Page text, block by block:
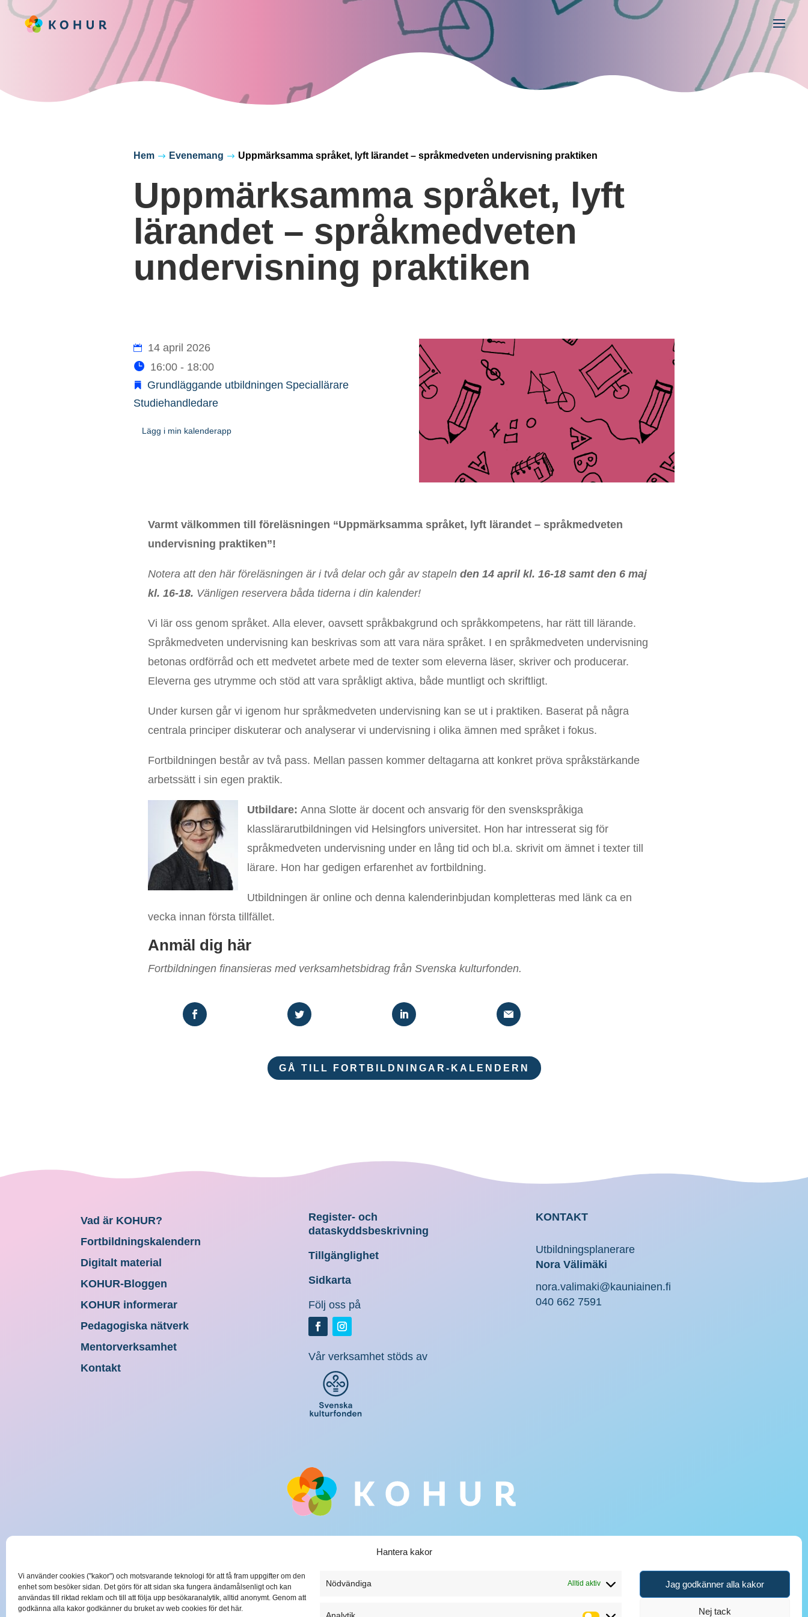
Hantera kakor
Vi använder cookies ("kakor") och motsvarande teknologi för att få fram uppgifter om den
enhet som besöker sidan. Det görs för att sidan ska fungera ändamålsenligt och kan
användas till riktad reklam och till att följa upp besökaranalytik, alltid anonymt. Genom att
godkänna alla kakor godkänner du bruket av web cookies för det här.
Nödvändiga Alltid aktiv Jag godkänner alla kakor
Nej tack
Hem $ Evenemang $ Uppmärksamma språket, lyft lärandet – språkmedveten undervisning praktiken
Uppmärksamma språket, lyft
lärandet – språkmedveten
undervisning praktiken
14 april 2026
16:00 - 18:00
Grundläggande utbildningen Speciallärare
Studiehandledare
Lägg i min kalenderapp
Varmt välkommen till föreläsningen “Uppmärksamma språket, lyft lärandet – språkmedveten
undervisning praktiken”!
Notera att den här föreläsningen är i två delar och går av stapeln den 14 april kl. 16-18 samt den 6 maj
kl. 16-18. Vänligen reservera båda tiderna i din kalender!
Vi lär oss genom språket. Alla elever, oavsett språkbakgrund och språkkompetens, har rätt till lärande.
Språkmedveten undervisning kan beskrivas som att vara nära språket. I en språkmedveten undervisning
betonas ordförråd och ett medvetet arbete med de texter som eleverna läser, skriver och producerar.
Eleverna ges utrymme och stöd att vara språkligt aktiva, både muntligt och skriftligt.
Under kursen går vi igenom hur språkmedveten undervisning kan se ut i praktiken. Baserat på några
centrala principer diskuterar och analyserar vi undervisning i olika ämnen med språket i fokus.
Fortbildningen består av två pass. Mellan passen kommer deltagarna att konkret pröva språkstärkande
arbetssätt i sin egen praktik.
Utbildare: Anna Slotte är docent och ansvarig för den svenskspråkiga
klasslärarutbildningen vid Helsingfors universitet. Hon har intresserat sig för
språkmedveten undervisning under en lång tid och bl.a. skrivit om ämnet i texter till
lärare. Hon har gedigen erfarenhet av fortbildning.
Utbildningen är online och denna kalenderinbjudan kompletteras med länk ca en
vecka innan första tillfället.
Anmäl dig här
Fortbildningen finansieras med verksamhetsbidrag från Svenska kulturfonden.
GÅ TILL FORTBILDNINGAR-KALENDERN
Vad är KOHUR?
Fortbildningskalendern
Digitalt material
KOHUR-Bloggen
KOHUR informerar
Pedagogiska nätverk
Mentorverksamhet
Kontakt
Register- och
dataskyddsbeskrivning
Tillgänglighet
Sidkarta
Följ oss på
Vår verksamhet stöds av
KONTAKT
Utbildningsplanerare
Nora Välimäki
nora.valimaki@kauniainen.fi
040 662 7591